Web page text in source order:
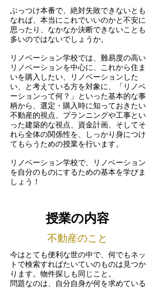
ぶっつけ本番で、絶対失敗できないとも
なれば、本当にこれでいいのかと不安に
思ったり、なかなか決断できないことも
多いのではないでしょうか。
リノベーション学校では、難易度の高い
リノベーションを中心に、これから住ま
いを購入したい、リノベーションした
い、と考えている方を対象に、
「リノベ
ーションって何？」といった基本的な事
柄から、選定・購入時に知っておきたい
不動産的視点、プランニングや工事とい
った建築的な視点、資金計画、そしてそ
れら全体の関係性を、しっかり身につけ
てもらうための授業を行います。
リノベーション学校で、リノベーション
を自分のものにするための基本を学びま
しょう！
授業の内容
不動産のこと
今はとても便利な世の中で、何でもネッ
トで検索すればたいていのものは見つか
ります。 物件探しも同じこと。
問題なのは、自分自身が何を求めている